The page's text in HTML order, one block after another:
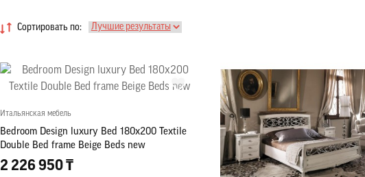
Сортировать по:
Итальянская мебель
Bedroom Design luxury Bed 180x200 Textile
Double Bed frame Beige Beds new
2 226 950 ₸